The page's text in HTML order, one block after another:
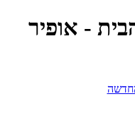
- אופיר